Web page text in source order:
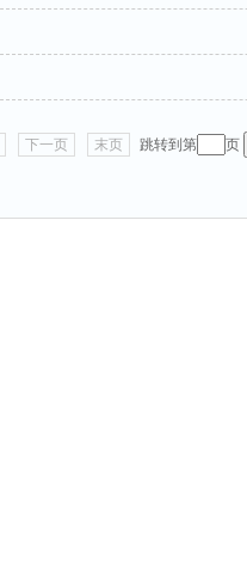
下一页 末页 跳转到第 页